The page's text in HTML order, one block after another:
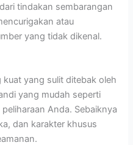
tindakan sembarangan
atau
yang tidak dikenal.
yang sulit ditebak oleh
yang mudah seperti
Anda. Sebaiknya
dan karakter khusus